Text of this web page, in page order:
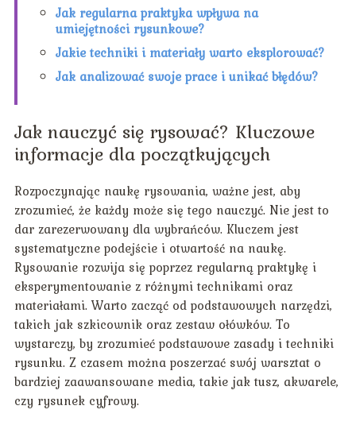
Jak regularna praktyka wpływa na
umiejętności rysunkowe?
Jakie techniki i materiały warto eksplorować?
Jak analizować swoje prace i unikać błędów?
Jak nauczyć się rysować? Kluczowe
informacje dla początkujących
Rozpoczynając naukę rysowania, ważne jest, aby
zrozumieć, że każdy może się tego nauczyć. Nie jest to
dar zarezerwowany dla wybrańców. Kluczem jest
systematyczne podejście i otwartość na naukę.
Rysowanie rozwija się poprzez regularną praktykę i
eksperymentowanie z różnymi technikami oraz
materiałami. Warto zacząć od podstawowych narzędzi,
takich jak szkicownik oraz zestaw ołówków. To
wystarczy, by zrozumieć podstawowe zasady i techniki
rysunku. Z czasem można poszerzać swój warsztat o
bardziej zaawansowane media, takie jak tusz, akwarele,
czy rysunek cyfrowy.